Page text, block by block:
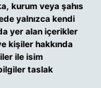
kurum veya şahıs
yalnızca kendi
yer alan içerikler
kişiler hakkında
ile isim
taslak